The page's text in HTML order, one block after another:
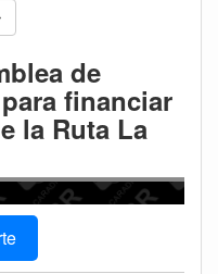
de
financiar
la Ruta La